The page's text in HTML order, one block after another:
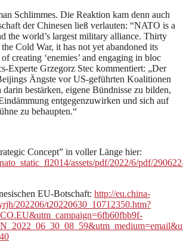
Schlimmes. Die Reaktion kam denn auch
der Chinesen ließ verlauten: “NATO is a
the world’s largest military alliance. Thirty
Cold War, it has not yet abandoned its
creating ‘enemies’ and engaging in bloc
Experte Grzegorz Stec kommentiert: „Der
Ängste vor US-geführten Koalitionen
bestärken, eigene Bündnisse zu bilden,
entgegenzuwirken und sich auf
zu behaupten.“
Concept” in voller Länge hier:
assets/pdf/2022/6/pdf/
EU-Botschaft: http://eu.china-
202206/t20220630_10712350.htm?